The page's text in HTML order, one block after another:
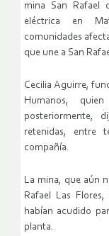
mina San Rafael
eléctrica en
comunidades
que une a San
Cecilia Aguirre,
Humanos,
posteriormente,
retenidas, entre
compañía.
La mina, que aún
Rafael Las
habían acudido
planta.